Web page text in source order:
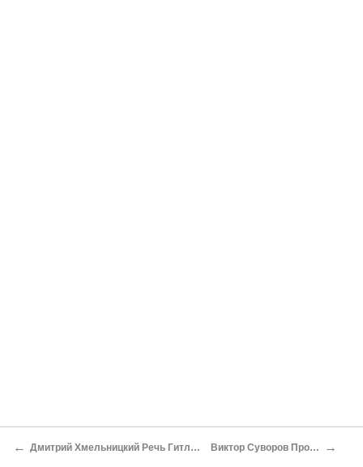
← Дмитрий Хмельницкий Речь Гитлера 3 октября 1941 года Виктор Суворов Про полмиллиарда →